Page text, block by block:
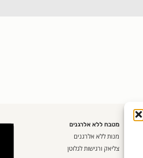
מטבח ללא אלרגנים
מנות ללא אלרגנים
צליאק ורגישות לגלוטן